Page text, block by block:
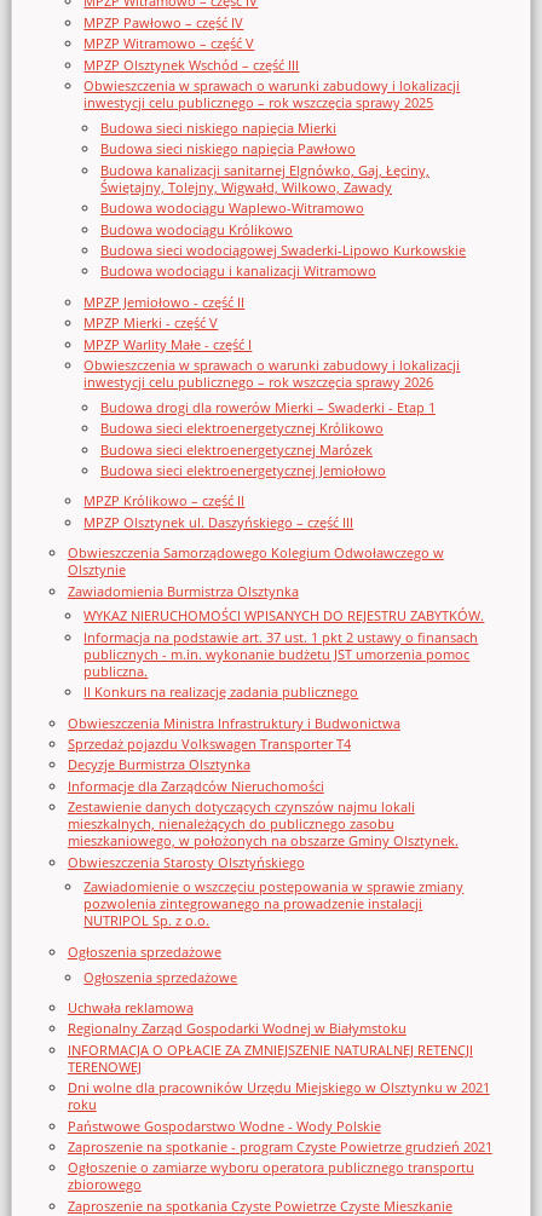
MPZP Pawłowo – część IV
MPZP Witramowo – część V
MPZP Olsztynek Wschód – część III
Obwieszczenia w sprawach o warunki zabudowy i lokalizacji
inwestycji celu publicznego – rok wszczęcia sprawy 2025
Budowa sieci niskiego napięcia Mierki
Budowa sieci niskiego napięcia Pawłowo
Budowa kanalizacji sanitarnej Elgnówko, Gaj, Łęciny,
Świętajny, Tolejny, Wigwałd, Wilkowo, Zawady
Budowa wodociągu Waplewo-Witramowo
Budowa wodociągu Królikowo
Budowa sieci wodociągowej Swaderki-Lipowo Kurkowskie
Budowa wodociągu i kanalizacji Witramowo
MPZP Jemiołowo - część II
MPZP Mierki - część V
MPZP Warlity Małe - część I
Obwieszczenia w sprawach o warunki zabudowy i lokalizacji
inwestycji celu publicznego – rok wszczęcia sprawy 2026
Budowa drogi dla rowerów Mierki – Swaderki - Etap 1
Budowa sieci elektroenergetycznej Królikowo
Budowa sieci elektroenergetycznej Marózek
Budowa sieci elektroenergetycznej Jemiołowo
MPZP Królikowo – część II
MPZP Olsztynek ul. Daszyńskiego – część III
Obwieszczenia Samorządowego Kolegium Odwoławczego w
Olsztynie
Zawiadomienia Burmistrza Olsztynka
WYKAZ NIERUCHOMOŚCI WPISANYCH DO REJESTRU ZABYTKÓW.
Informacja na podstawie art. 37 ust. 1 pkt 2 ustawy o finansach
publicznych - m.in. wykonanie budżetu JST umorzenia pomoc
publiczna.
II Konkurs na realizację zadania publicznego
Obwieszczenia Ministra Infrastruktury i Budwonictwa
Sprzedaż pojazdu Volkswagen Transporter T4
Decyzje Burmistrza Olsztynka
Informacje dla Zarządców Nieruchomości
Zestawienie danych dotyczących czynszów najmu lokali
mieszkalnych, nienależących do publicznego zasobu
mieszkaniowego, w położonych na obszarze Gminy Olsztynek.
Obwieszczenia Starosty Olsztyńskiego
Zawiadomienie o wszczęciu postępowania w sprawie zmiany
pozwolenia zintegrowanego na prowadzenie instalacji
NUTRIPOL Sp. z o.o.
Ogłoszenia sprzedażowe
Ogłoszenia sprzedażowe
Uchwała reklamowa
Regionalny Zarząd Gospodarki Wodnej w Białymstoku
INFORMACJA O OPŁACIE ZA ZMNIEJSZENIE NATURALNEJ RETENCJI
TERENOWEJ
Dni wolne dla pracowników Urzędu Miejskiego w Olsztynku w 2021
roku
Państwowe Gospodarstwo Wodne - Wody Polskie
Zaproszenie na spotkanie - program Czyste Powietrze grudzień 2021
Ogłoszenie o zamiarze wyboru operatora publicznego transportu
zbiorowego
Zaproszenie na spotkania Czyste Powietrze Czyste Mieszkanie